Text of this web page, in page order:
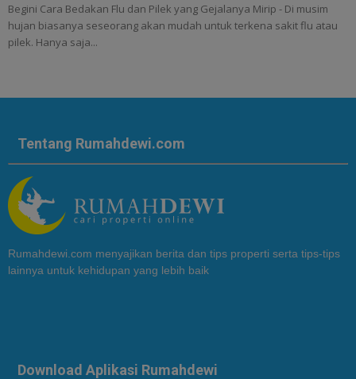
Begini Cara Bedakan Flu dan Pilek yang Gejalanya Mirip - Di musim
hujan biasanya seseorang akan mudah untuk terkena sakit flu atau
pilek. Hanya saja...
Tentang Rumahdewi.com
Rumahdewi.com menyajikan berita dan tips properti serta tips-tips
lainnya untuk kehidupan yang lebih baik
Download Aplikasi Rumahdewi